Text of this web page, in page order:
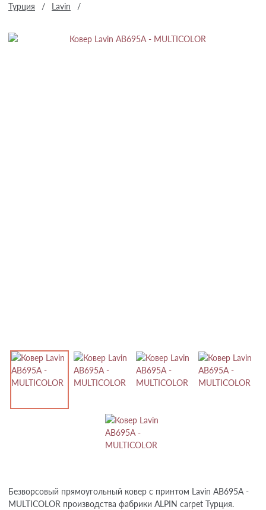
Турция / Lavin /
Безворсовый прямоугольный ковер с принтом Lavin AB695A -
MULTICOLOR производства фабрики ALPIN carpet Турция.